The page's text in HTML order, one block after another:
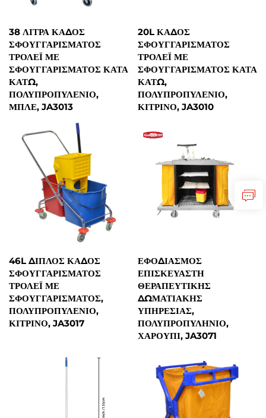
38 ΛΊΤΡΑ ΚΆΔΟΣ
ΣΦΟΥΓΓΑΡΊΣΜΑΤΟΣ
ΤΡΌΛΕΪ ΜΕ
ΣΦΟΥΓΓΑΡΊΣΜΑΤΟΣ ΚΑΤΆ
ΚΆΤΩ,
ΠΟΛΥΠΡΟΠΥΛΈΝΙΟ,
ΜΠΛΕ, JA3013
20L ΚΆΔΟΣ
ΣΦΟΥΓΓΑΡΊΣΜΑΤΟΣ
ΤΡΌΛΕΪ ΜΕ
ΣΦΟΥΓΓΑΡΊΣΜΑΤΟΣ ΚΑΤΆ
ΚΆΤΩ,
ΠΟΛΥΠΡΟΠΥΛΈΝΙΟ,
ΚΊΤΡΙΝΟ, JA3010
46L ΔΙΠΛΌΣ ΚΆΔΟΣ
ΣΦΟΥΓΓΑΡΊΣΜΑΤΟΣ
ΤΡΌΛΕΪ ΜΕ
ΣΦΟΥΓΓΑΡΊΣΜΑΤΟΣ,
ΠΟΛΥΠΡΟΠΥΛΈΝΙΟ,
ΚΊΤΡΙΝΟ, JA3017
ΕΦΟΔΙΑΣΜΌΣ
ΕΠΙΣΚΕΥΑΣΤΉ
ΘΕΡΑΠΕΥΤΙΚΉΣ
ΔΩΜΑΤΙΑΚΉΣ
ΥΠΗΡΕΣΊΑΣ,
ΠΟΛΥΠΡΟΠΥΛΗΝΙΟ,
ΧΑΡΟΎΠΙ, JA3071